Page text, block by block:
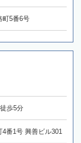
町5番6号
歩5分
4番1号 興善ビル301